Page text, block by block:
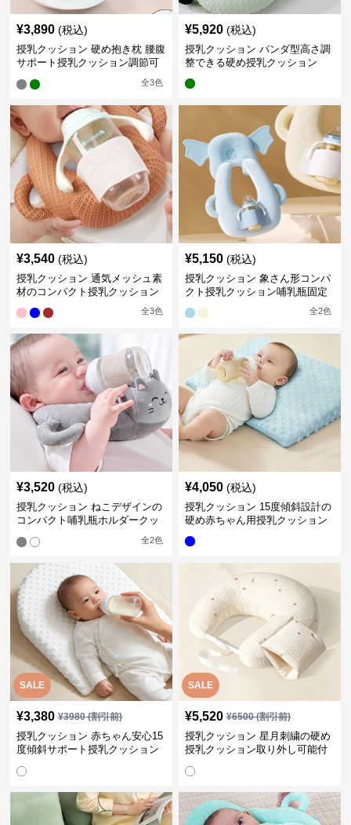
¥3,890 (税込)
授乳クッション 硬め抱き枕 腰腹
サポート授乳クッション調節可
全3色
¥5,920 (税込)
授乳クッション パンダ型高さ調
整できる硬め授乳クッション
¥3,540 (税込)
授乳クッション 通気メッシュ素
材のコンパクト授乳クッション
全3色
¥5,150 (税込)
授乳クッション 象さん形コンパ
クト授乳クッション哺乳瓶固定
全2色
¥3,520 (税込)
授乳クッション ねこデザインの
コンパクト哺乳瓶ホルダークッ
全2色
¥4,050 (税込)
授乳クッション 15度傾斜設計の
硬め赤ちゃん用授乳クッション
SALE
¥3,380 ¥3980(割引前)
授乳クッション 赤ちゃん安心15
度傾斜サポート授乳クッション
SALE
¥5,520 ¥6500(割引前)
授乳クッション 星月刺繍の硬め
授乳クッション取り外し可能付